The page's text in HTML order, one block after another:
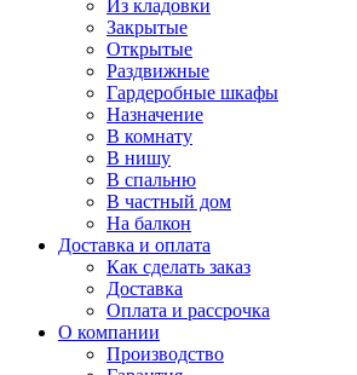
Из кладовки
Закрытые
Открытые
Раздвижные
Гардеробные шкафы
Назначение
В комнату
В нишу
В спальню
В частный дом
На балкон
Доставка и оплата
Как сделать заказ
Доставка
Оплата и рассрочка
О компании
Производство